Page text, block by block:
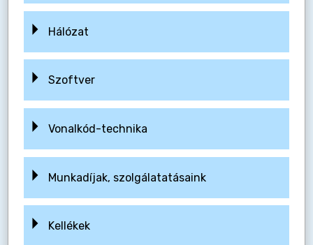
Hálózat
Szoftver
Vonalkód-technika
Munkadíjak, szolgálatatásaink
Kellékek